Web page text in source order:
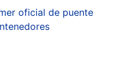
oficial de puente